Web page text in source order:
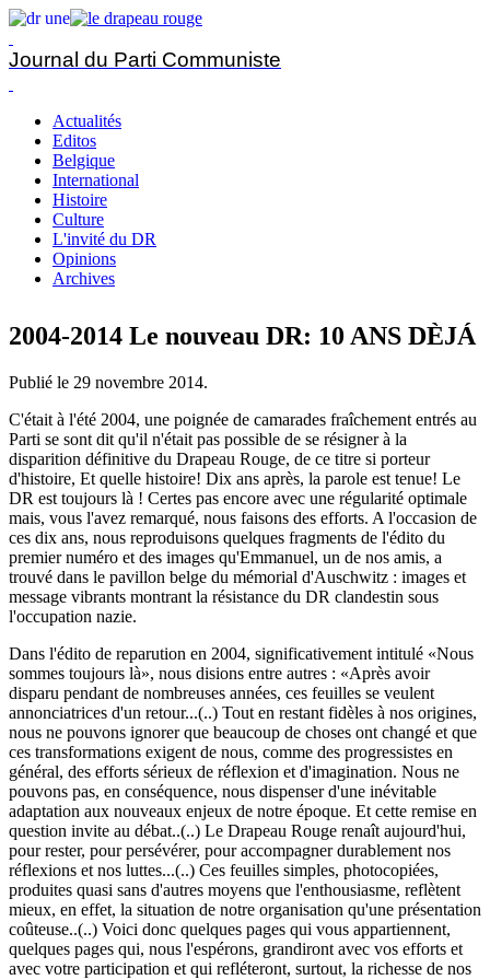
Journal du Parti Communiste
Actualités
Editos
Belgique
International
Histoire
Culture
L'invité du DR
Opinions
Archives
2004-2014 Le nouveau DR: 10 ANS DÈJÁ
Publié le 29 novembre 2014.
C'était à l'été 2004, une poignée de camarades fraîchement entrés au
Parti se sont dit qu'il n'était pas possible de se résigner à la
disparition définitive du Drapeau Rouge, de ce titre si porteur
d'histoire, Et quelle histoire! Dix ans après, la parole est tenue! Le
DR est toujours là ! Certes pas encore avec une régularité optimale
mais, vous l'avez remarqué, nous faisons des efforts. A l'occasion de
ces dix ans, nous reproduisons quelques fragments de l'édito du
premier numéro et des images qu'Emmanuel, un de nos amis, a
trouvé dans le pavillon belge du mémorial d'Auschwitz : images et
message vibrants montrant la résistance du DR clandestin sous
l'occupation nazie.
Dans l'édito de reparution en 2004, significativement intitulé «Nous
sommes toujours là», nous disions entre autres : «Après avoir
disparu pendant de nombreuses années, ces feuilles se veulent
annonciatrices d'un retour...(..) Tout en restant fidèles à nos origines,
nous ne pouvons ignorer que beaucoup de choses ont changé et que
ces transformations exigent de nous, comme des progressistes en
général, des efforts sérieux de réflexion et d'imagination. Nous ne
pouvons pas, en conséquence, nous dispenser d'une inévitable
adaptation aux nouveaux enjeux de notre époque. Et cette remise en
question invite au débat..(..) Le Drapeau Rouge renaît aujourd'hui,
pour rester, pour persévérer, pour accompagner durablement nos
réflexions et nos luttes...(..) Ces feuilles simples, photocopiées,
produites quasi sans d'autres moyens que l'enthousiasme, reflètent
mieux, en effet, la situation de notre organisation qu'une présentation
coûteuse..(..) Voici donc quelques pages qui vous appartiennent,
quelques pages qui, nous l'espérons, grandiront avec vos efforts et
avec votre participation et qui refléteront, surtout, la richesse de nos